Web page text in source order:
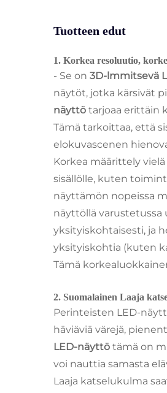
Tuotteen edut
1. Korkea resoluutio,
- Se on 3D-lmmitsevä
näytöt, jotka kärsivät
näyttö tarjoaa erittäin
Tämä tarkoittaa, että
elokuvascenen
Korkea määrittely
sisällölle, kuten
näyttämön nopeissa
näyttöllä varustetussa
yksityiskohtaisesti, ja
yksityiskohtia (kuten
Tämä
2. Suomalainen Laaja
Perinteisten LED-
häviäviä värejä,
LED-näyttö tämä on
voi nauttia samasta
Laaja katselukulma